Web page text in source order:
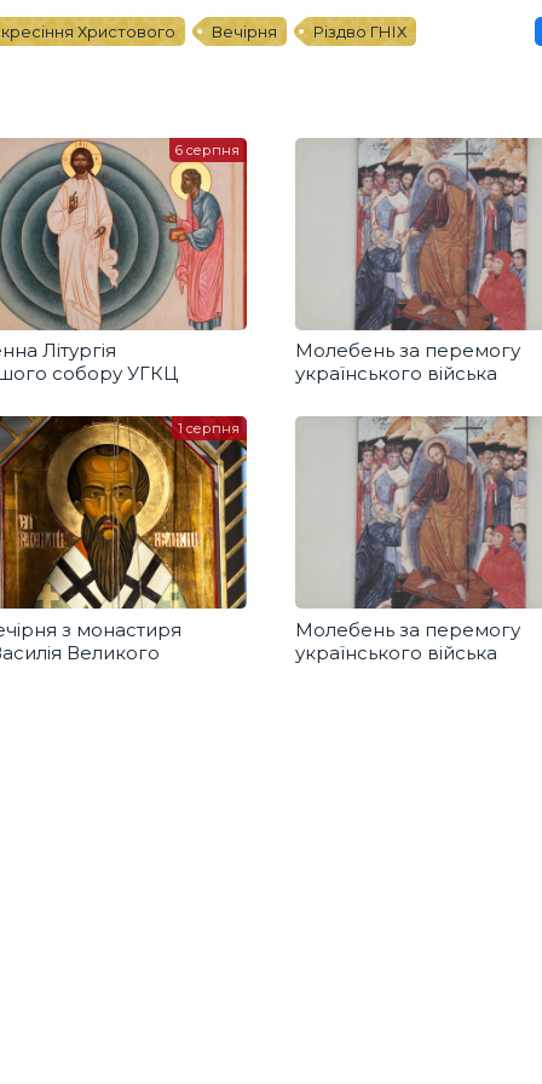
Христового Вечірня Різдво ГНІХ
Літургія
собору УГКЦ
6 серпня
Молебень за перемогу
українського війська
з монастиря
Великого
1 серпня
Молебень за перемогу
українського війська